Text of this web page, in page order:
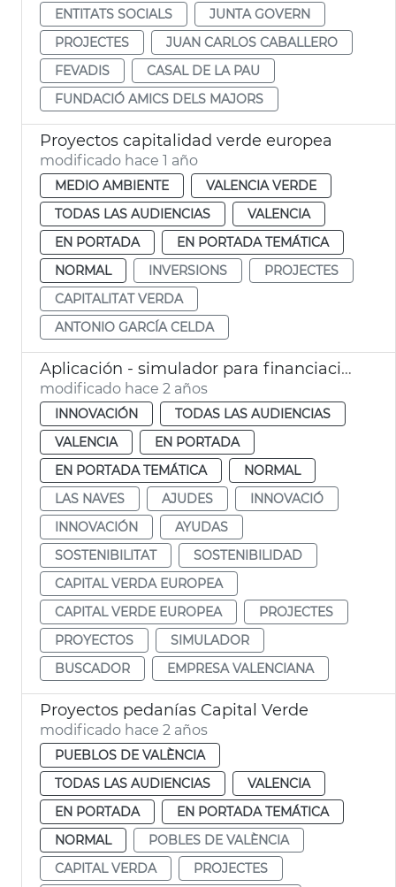
ENTITATS SOCIALS
JUNTA GOVERN
PROJECTES
JUAN CARLOS CABALLERO
FEVADIS
CASAL DE LA PAU
FUNDACIÓ AMICS DELS MAJORS
Proyectos capitalidad verde europea
modificado hace 1 año
MEDIO AMBIENTE
VALENCIA VERDE
TODAS LAS AUDIENCIAS
VALENCIA
EN PORTADA
EN PORTADA TEMÁTICA
NORMAL
INVERSIONS
PROJECTES
CAPITALITAT VERDA
ANTONIO GARCÍA CELDA
Aplicación - simulador para financiación proyectos sostenibles
modificado hace 2 años
INNOVACIÓN
TODAS LAS AUDIENCIAS
VALENCIA
EN PORTADA
EN PORTADA TEMÁTICA
NORMAL
LAS NAVES
AJUDES
INNOVACIÓ
INNOVACIÓN
AYUDAS
SOSTENIBILITAT
SOSTENIBILIDAD
CAPITAL VERDA EUROPEA
CAPITAL VERDE EUROPEA
PROJECTES
PROYECTOS
SIMULADOR
BUSCADOR
EMPRESA VALENCIANA
Proyectos pedanías Capital Verde
modificado hace 2 años
PUEBLOS DE VALÈNCIA
TODAS LAS AUDIENCIAS
VALENCIA
EN PORTADA
EN PORTADA TEMÁTICA
NORMAL
POBLES DE VALÈNCIA
CAPITAL VERDA
PROJECTES